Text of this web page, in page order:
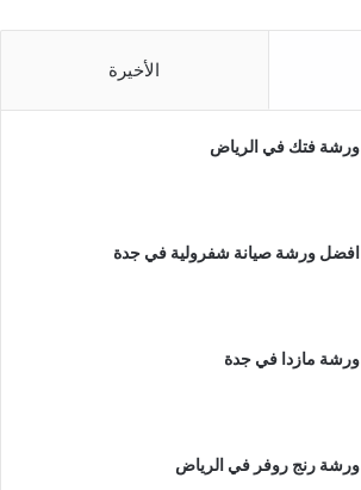
الأخيرة
ورشة فتك في الرياض
افضل ورشة صيانة شفرولية في جدة
ورشة مازدا في جدة
ورشة رنج روفر في الرياض